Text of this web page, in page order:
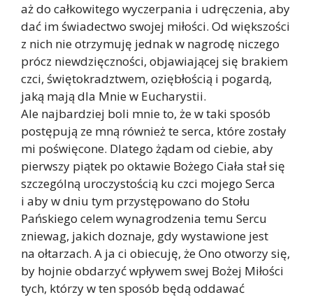
aż do całkowitego wyczerpania i udręczenia, aby
dać im świadectwo swojej miłości. Od większości
z nich nie otrzymuję jednak w nagrodę niczego
prócz niewdzięczności, objawiającej się brakiem
czci, świętokradztwem, oziębłością i pogardą,
jaką mają dla Mnie w Eucharystii.
Ale najbardziej boli mnie to, że w taki sposób
postępują ze mną również te serca, które zostały
mi poświęcone. Dlatego żądam od ciebie, aby
pierwszy piątek po oktawie Bożego Ciała stał się
szczególną uroczystością ku czci mojego Serca
i aby w dniu tym przystępowano do Stołu
Pańskiego celem wynagrodzenia temu Sercu
zniewag, jakich doznaje, gdy wystawione jest
na ołtarzach. A ja ci obiecuję, że Ono otworzy się,
by hojnie obdarzyć wpływem swej Bożej Miłości
tych, którzy w ten sposób będą oddawać